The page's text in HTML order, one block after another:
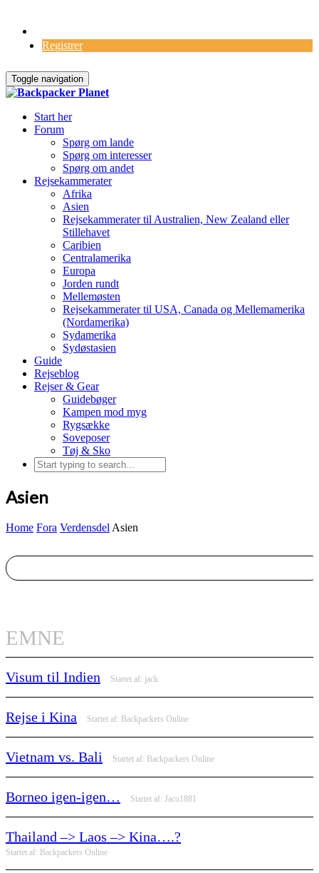
Registrer
Toggle navigation
Start her
Forum
Spørg om lande
Spørg om interesser
Spørg om andet
Rejsekammerater
Afrika
Asien
Rejsekammerater til Australien, New Zealand eller
Stillehavet
Caribien
Centralamerika
Europa
Jorden rundt
Mellemøsten
Rejsekammerater til USA, Canada og Mellemamerika
(Nordamerika)
Sydamerika
Sydøstasien
Guide
Rejseblog
Rejser & Gear
Guidebøger
Kampen mod myg
Rygsække
Soveposer
Tøj & Sko
Asien
Home Fora Verdensdel Asien
EMNE
Visum til Indien Startet af: jack
Rejse i Kina Startet af: Backpackers Online
Vietnam vs. Bali Startet af: Backpackers Online
Borneo igen-igen… Startet af: Jaco1881
Thailand –> Laos –> Kina….?
Startet af: Backpackers Online